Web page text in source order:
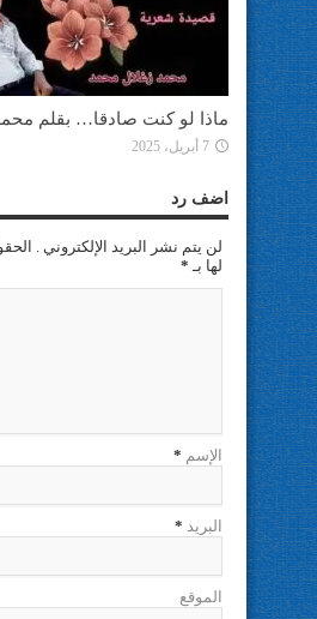
ماذا لو كنت صادقا… بقلم
7 أبريل، 2025
اضف رد
لن يتم نشر البريد الإلكتروني .
لها بـ *
الإسم *
البريد *
الموقع